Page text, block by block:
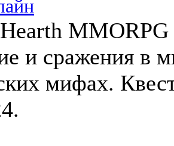
MMORPG
и сражения в
мифах.